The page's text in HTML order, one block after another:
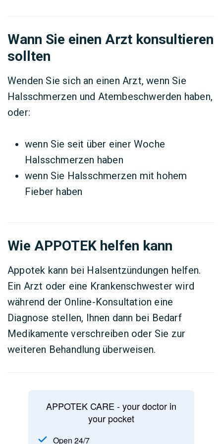
Wann Sie einen Arzt konsultieren
sollten
Wenden Sie sich an einen Arzt, wenn Sie
Halsschmerzen und Atembeschwerden haben,
oder:
wenn Sie seit über einer Woche
Halsschmerzen haben
wenn Sie Halsschmerzen mit hohem
Fieber haben
Wie APPOTEK helfen kann
Appotek kann bei Halsentzündungen helfen.
Ein Arzt oder eine Krankenschwester wird
während der Online-Konsultation eine
Diagnose stellen, Ihnen dann bei Bedarf
Medikamente verschreiben oder Sie zur
weiteren Behandlung überweisen.
APPOTEK CARE - your doctor in
your pocket
Open 24/7